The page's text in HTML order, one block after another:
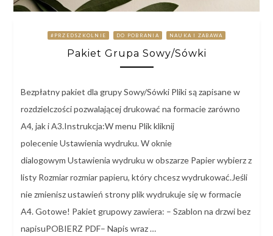
#PRZEDSZKOLNIE DO POBRANIA NAUKA I ZABAWA
Pakiet Grupa Sowy/Sówki
Bezpłatny pakiet dla grupy Sowy/Sówki Pliki są zapisane w
rozdzielczości pozwalającej drukować na formacie zarówno
A4, jak i A3.Instrukcja:W menu Plik kliknij
polecenie Ustawienia wydruku. W oknie
dialogowym Ustawienia wydruku w obszarze Papier wybierz z
listy Rozmiar rozmiar papieru, który chcesz wydrukować.Jeśli
nie zmienisz ustawień strony plik wydrukuje się w formacie
A4. Gotowe! Pakiet grupowy zawiera: – Szablon na drzwi bez
napisuPOBIERZ PDF– Napis wraz …